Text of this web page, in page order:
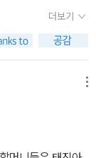
인 <수제비>를
나는 어떤 할머
골 친정 부모님은
읍내에까지 나와
야겠습니다. 이 책
가 오기만을 기다
으로까지 들린
내게 책의 내용은
게 없는데 그깟
지 모르겠다. 문
솥 끓여놓는 외
매번 오지 말라
로 지금 우리 주변
다. 이 책에는 ‘버
’, ‘우리 할머니
’, 이렇게 5편의
혼자 사는 할아
트에서 벌어지는
다. 그걸 모르고
럭 할배는 우연
더보기